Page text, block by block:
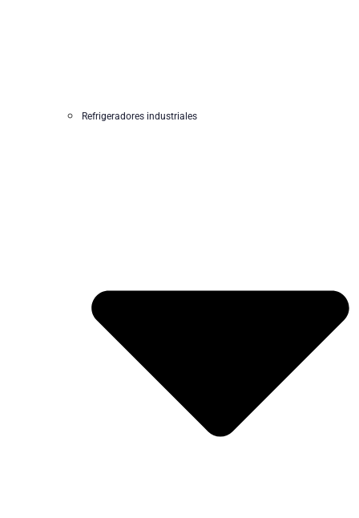
Refrigeradores industriales